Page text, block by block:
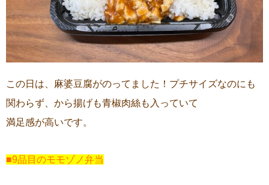
この日は、麻婆豆腐がのってました！プチサイズなのにも
関わらず、から揚げも青椒肉絲も入っていて
満足感が高いです。
■9品目のモモゾノ弁当